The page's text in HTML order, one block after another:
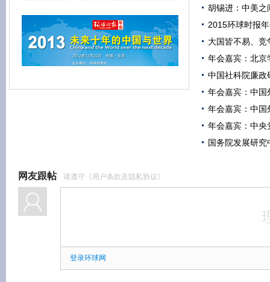
胡锡进：中美之
2015环球时报
大国皆不易、竞
年会嘉宾：北京
中国社科院廉政
年会嘉宾：中国
年会嘉宾：中国
年会嘉宾：中央
国务院发展研
网友跟帖 请遵守《用户条款及隐私协议》
登录环球网